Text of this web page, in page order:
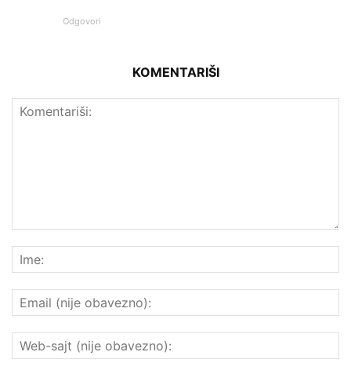
Odgovori
KOMENTARIŠI